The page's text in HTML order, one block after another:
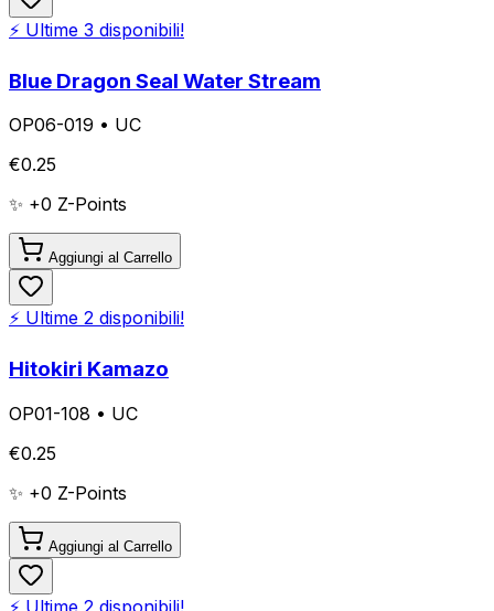
⚡ Ultime 3 disponibili!
Blue Dragon Seal Water Stream
OP06-019 • UC
€0.25
✨ +0 Z-Points
Aggiungi al Carrello
⚡ Ultime 2 disponibili!
Hitokiri Kamazo
OP01-108 • UC
€0.25
✨ +0 Z-Points
Aggiungi al Carrello
⚡ Ultime 2 disponibili!